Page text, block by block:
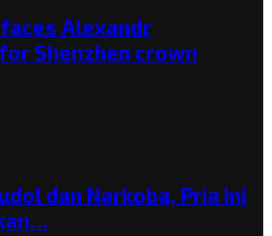
Alexandr
Shenzhen crown
dan Narkoba, Pria Ini